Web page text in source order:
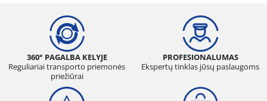
360° PAGALBA KELYJE
Reguliariai transporto priemonės
priežiūrai
PROFESIONALUMAS
Ekspertų tinklas jūsų paslaugoms